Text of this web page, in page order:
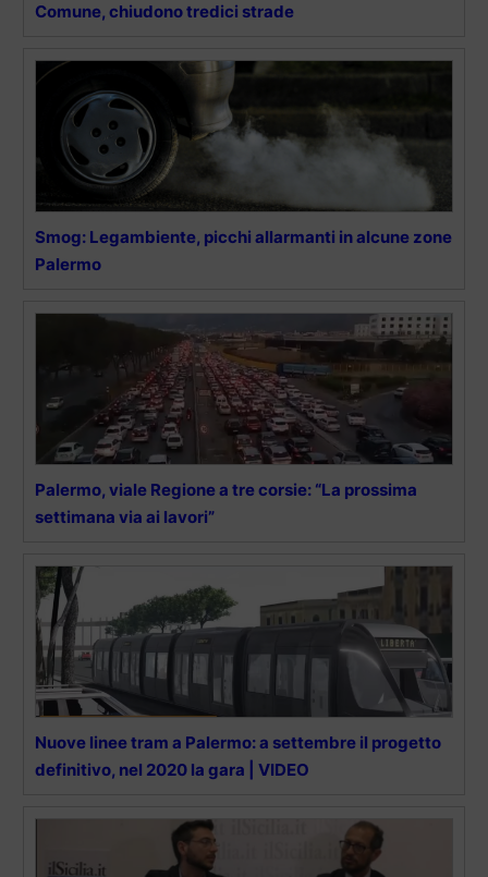
Comune, chiudono tredici strade
Smog: Legambiente, picchi allarmanti in alcune zone
Palermo
Palermo, viale Regione a tre corsie: “La prossima
settimana via ai lavori”
Nuove linee tram a Palermo: a settembre il progetto
definitivo, nel 2020 la gara | VIDEO